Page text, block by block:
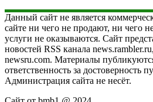
Данный сайт не является
сайте ни чего не продают, ни чего
услуги не оказываются. Сайт
новостей RSS канала
newsru.com. Материалы
ответственность за достоверность
Администрация сайта не несёт.